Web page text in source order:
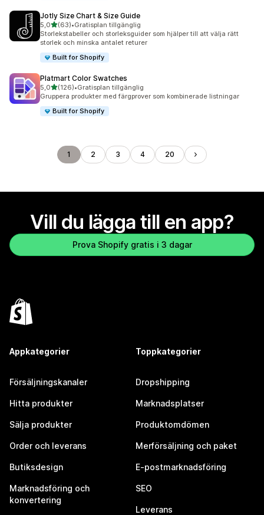
Jotly Size Chart & Size Guide
5,0av 5 stjärnor
(63)
63 recensioner totalt
•Gratisplan tillgänglig
Storlekstabeller och storleksguider som hjälper till att välja rätt
storlek och minska antalet returer
Built for Shopify
Platmart Color Swatches
5,0av 5 stjärnor
(126)
126 recensioner totalt
•Gratisplan tillgänglig
Gruppera produkter med färgprover som kombinerade listningar
Built for Shopify
1 2 3 4 20
Vill du lägga till en app?
Prova Shopify gratis i 3 dagar
Appkategorier
Försäljningskanaler
Hitta produkter
Sälja produkter
Order och leverans
Butiksdesign
Marknadsföring och
konvertering
Toppkategorier
Dropshipping
Marknadsplatser
Produktomdömen
Merförsäljning och paket
E-postmarknadsföring
SEO
Leverans